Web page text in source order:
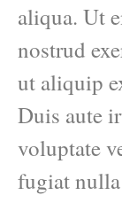
aliqua. Ut
nostrud
ut aliquip
Duis aute
voluptate
fugiat